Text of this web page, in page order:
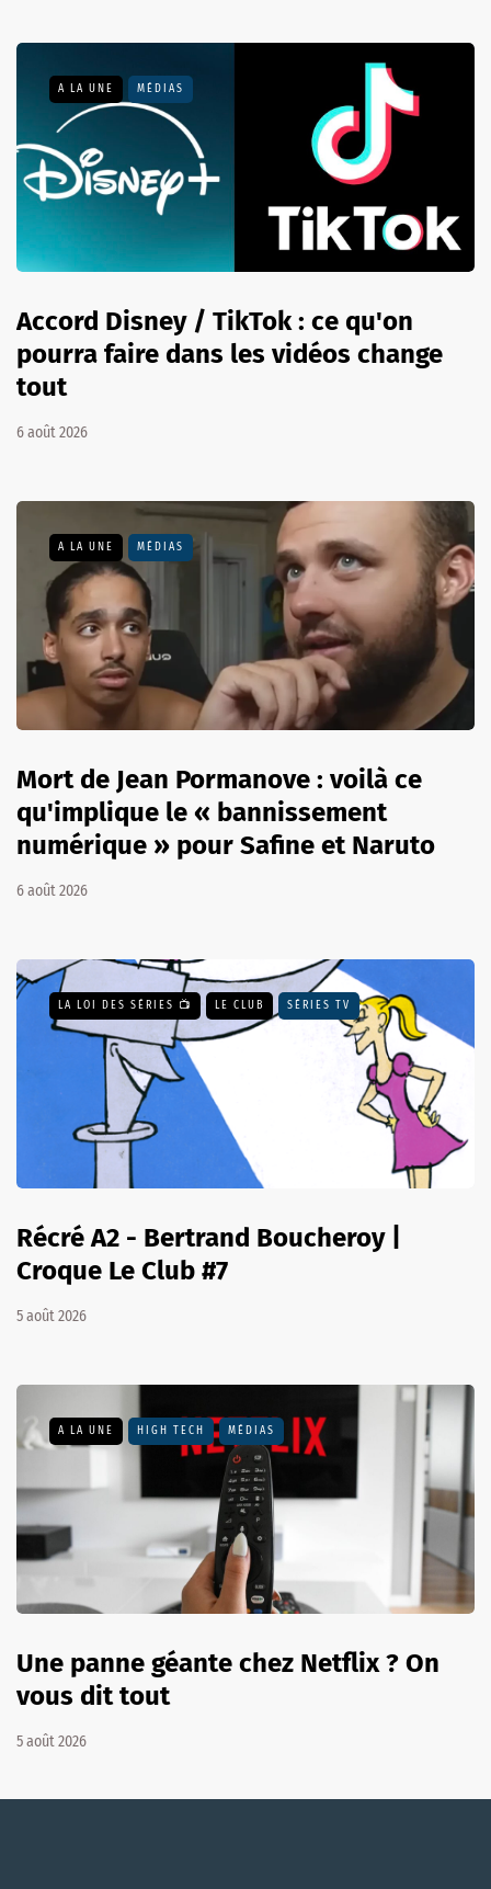
A LA UNE MÉDIAS
Accord Disney / TikTok : ce qu'on
pourra faire dans les vidéos change
tout
6 août 2026
A LA UNE MÉDIAS
Mort de Jean Pormanove : voilà ce
qu'implique le « bannissement
numérique » pour Safine et Naruto
6 août 2026
LA LOI DES SÉRIES 📺 LE CLUB SÉRIES TV
Récré A2 - Bertrand Boucheroy |
Croque Le Club #7
5 août 2026
A LA UNE HIGH TECH MÉDIAS
Une panne géante chez Netflix ? On
vous dit tout
5 août 2026